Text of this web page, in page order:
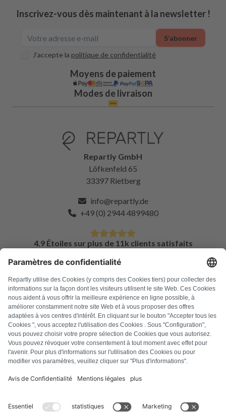
Inscrivez-vous dès maintenant à la newsletter !
J’accepte la politique de confidentialité
S’abonner
Moyens de paiement
Modes de livraison
Repartly GmbH
Löfkenfeld 65
33397 Rietberg
info@repartly.de
+49 (0) 2944 4899480
4.9 Étoiles sur plus de 11k clients satisfaits
FAQ
Tous les codes d'erreur
À propos de nous
Presse
Mentions légales
Conditions générales
Politique relative aux cookies